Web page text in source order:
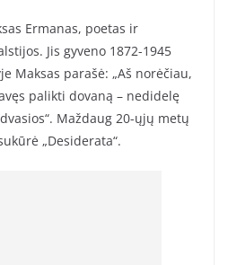
Ermanas, poetas ir
Jis gyveno 1872-1945
Maksas parašė: „Aš norėčiau,
palikti dovaną – nedidelę
Maždaug 20-ųjų metų
„Desiderata“.